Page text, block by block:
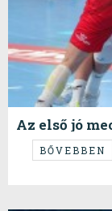
Az első jó
BŐVEBBEN